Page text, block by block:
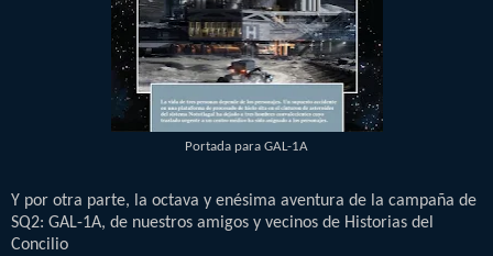
Portada para GAL-1A
Y por otra parte, la octava y enésima aventura de la campaña de
SQ2: GAL-1A, de nuestros amigos y vecinos de Historias del
Concilio